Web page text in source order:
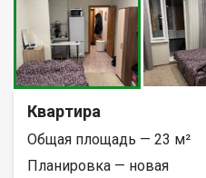
Квартира
Общая площадь — 23 м²
Планировка — новая